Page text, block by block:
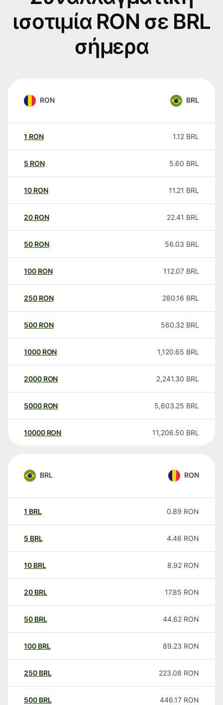
ισοτιμία RON σε BRL
σήμερα
RON BRL
1 RON 1.12 BRL
5 RON 5.60 BRL
10 RON 11.21 BRL
20 RON 22.41 BRL
50 RON 56.03 BRL
100 RON 112.07 BRL
250 RON 280.16 BRL
500 RON 560.32 BRL
1000 RON 1,120.65 BRL
2000 RON 2,241.30 BRL
5000 RON 5,603.25 BRL
10000 RON 11,206.50 BRL
BRL RON
1 BRL 0.89 RON
5 BRL 4.46 RON
10 BRL 8.92 RON
20 BRL 17.85 RON
50 BRL 44.62 RON
100 BRL 89.23 RON
250 BRL 223.08 RON
500 BRL 446.17 RON